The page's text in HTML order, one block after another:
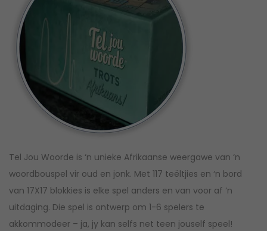
Tel Jou Woorde is ‘n unieke Afrikaanse weergawe van ‘n
woordbouspel vir oud en jonk. Met 117 teëltjies en ‘n bord
van 17X17 blokkies is elke spel anders en van voor af ‘n
uitdaging. Die spel is ontwerp om 1-6 spelers te
akkommodeer – ja, jy kan selfs net teen jouself speel!